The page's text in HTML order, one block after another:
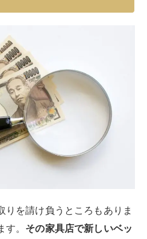
りを請け負うところもありま
。 その家具店で新しいベッ